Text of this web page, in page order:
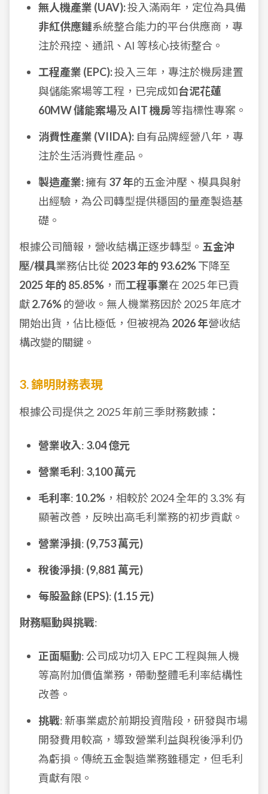
無人機產業 (UAV):投入滿兩年，定位為具備
非紅供應鏈系統整合能力的平台供應商，專
注於飛控、通訊、AI 等核心技術整合。
工程產業 (EPC):投入三年，專注於機房建置
與儲能案場等工程，已完成如台泥花蓮
60MW 儲能案場及AIT 機房等指標性專案。
消費性產業 (VIIDA): 自有品牌經營八年，專
注於生活消費性產品。
製造產業:擁有 37 年的五金沖壓、模具與射
出經驗，為公司轉型提供穩固的量產製造基
礎。
根據公司簡報，營收結構正逐步轉型。 五金沖
壓/模具業務佔比從 2023 年的 93.62%下降至
2025 年的 85.85% ，而工程事業在 2025 年已貢
獻2.76%的營收。無人機業務因於 2025 年底才
開始出貨，佔比極低，但被視為 2026 年營收結
構改變的關鍵。
3. 錦明財務表現
根據公司提供之 2025 年前三季財務數據：
營業收入: 3.04 億元
營業毛利 : 3,100 萬元
毛利率: 10.2% ，相較於 2024 全年的 3.3% 有
顯著改善，反映出高毛利業務的初步貢獻。
營業淨損: (9,753 萬元)
稅後淨損: (9,881 萬元)
每股盈餘 (EPS): (1.15 元)
財務驅動與挑戰:
正面驅動: 公司成功切入 EPC 工程與無人機
等高附加價值業務，帶動整體毛利率結構性
改善。
挑戰: 新事業處於前期投資階段，研發與市場
開發費用較高，導致營業利益與稅後淨利仍
為虧損。傳統五金製造業務雖穩定，但毛利
貢獻有限。